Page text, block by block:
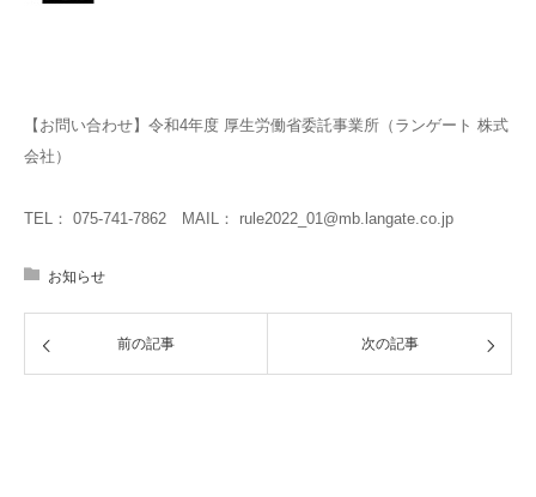
【お問い合わせ】令和4年度 厚生労働省委託事業所（ランゲート 株式
会社）
TEL： 075-741-7862 MAIL： rule2022_01@mb.langate.co.jp
お知らせ
前の記事 次の記事